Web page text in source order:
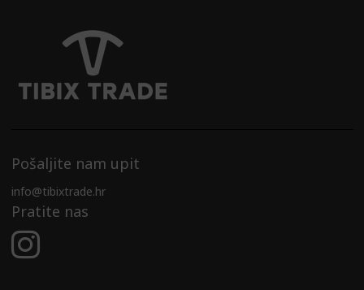
Pošaljite nam upit
info@tibixtrade.hr
Pratite nas